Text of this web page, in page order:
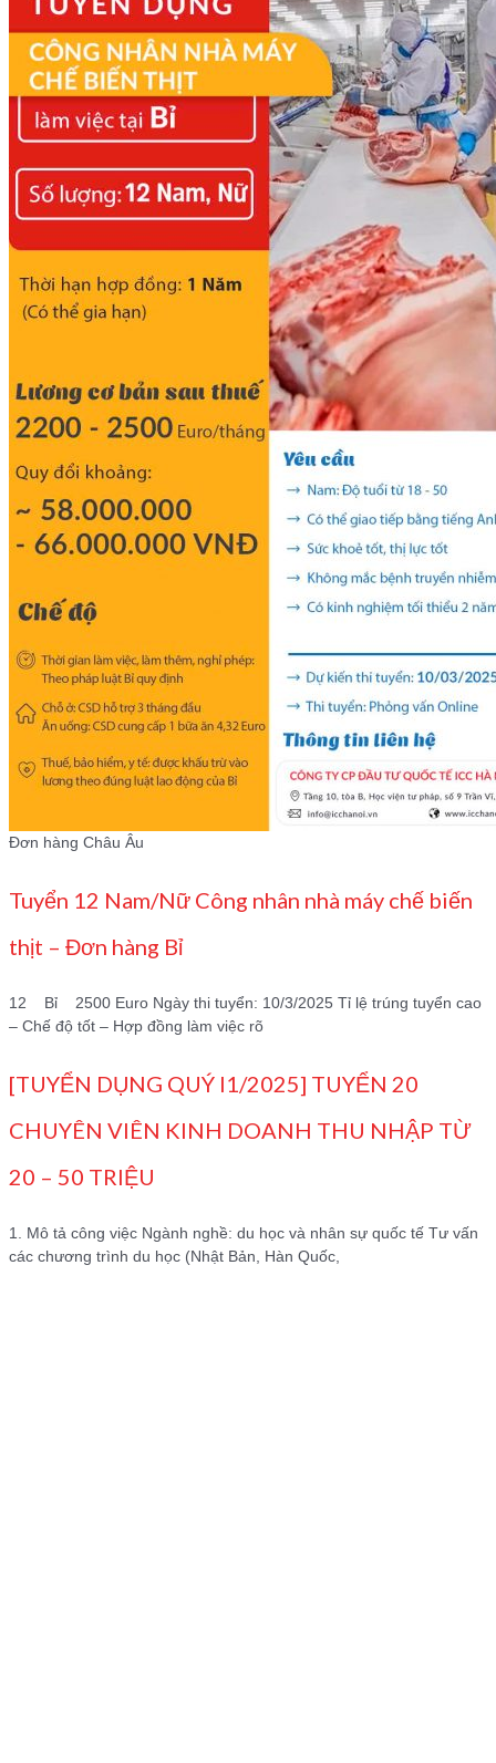
Đơn hàng Châu Âu
Tuyển 12 Nam/Nữ Công nhân nhà máy chế biến
thịt – Đơn hàng Bỉ
12 Bỉ 2500 Euro Ngày thi tuyển: 10/3/2025 Tỉ lệ trúng tuyển cao
– Chế độ tốt – Hợp đồng làm việc rõ
[TUYỂN DỤNG QUÝ I1/2025] TUYỂN 20
CHUYÊN VIÊN KINH DOANH THU NHẬP TỪ
20 – 50 TRIỆU
1. Mô tả công việc Ngành nghề: du học và nhân sự quốc tế Tư vấn
các chương trình du học (Nhật Bản, Hàn Quốc,